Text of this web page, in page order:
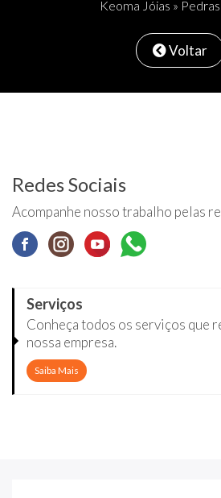
Keoma Jóias » Pedras
Voltar
Redes Sociais
Acompanhe nosso trabalho pelas
Serviços
Conheça todos os serviços que
nossa empresa.
Saiba Mais